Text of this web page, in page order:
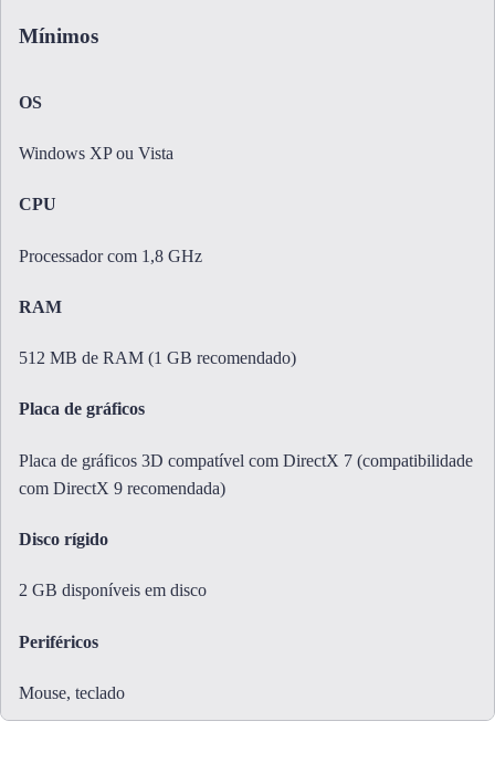
Mínimos
OS
Windows XP ou Vista
CPU
Processador com 1,8 GHz
RAM
512 MB de RAM (1 GB recomendado)
Placa de gráficos
Placa de gráficos 3D compatível com DirectX 7 (compatibilidade
com DirectX 9 recomendada)
Disco rígido
2 GB disponíveis em disco
Periféricos
Mouse, teclado